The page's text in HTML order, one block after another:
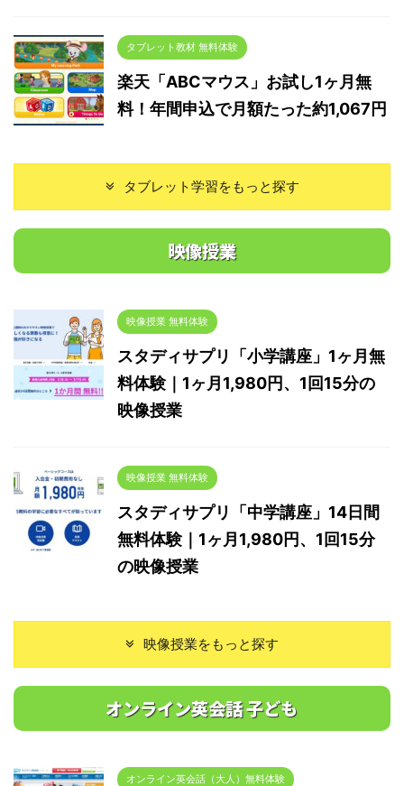
タブレット教材 無料体験
楽天「ABCマウス」お試し1ヶ月無
料！年間申込で月額たった約1,067円
タブレット学習をもっと探す
映像授業
映像授業 無料体験
スタディサプリ「小学講座」1ヶ月無
料体験｜1ヶ月1,980円、1回15分の
映像授業
映像授業 無料体験
スタディサプリ「中学講座」14日間
無料体験｜1ヶ月1,980円、1回15分
の映像授業
映像授業をもっと探す
オンライン英会話 子ども
オンライン英会話（大人）無料体験